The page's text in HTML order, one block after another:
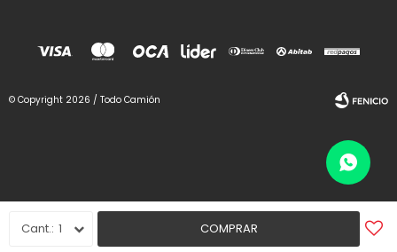
1 COMPRAR
© Copyright 2026 / Todo Camión
Fenicio